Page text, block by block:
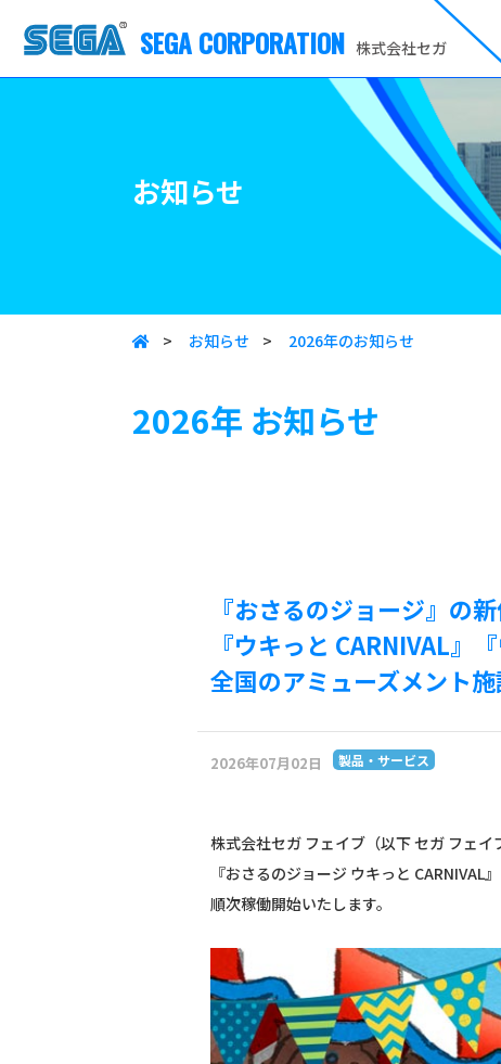
お知らせ
SEGA CORPORATION 株式会社セガ
> お知らせ > 2026年のお知らせ
2026年 お知らせ
『おさるのジョージ』の
『ウキっと CARNIVAL』
全国のアミューズメント施
2026年07月02日 製品・サービス
株式会社セガ フェイブ（以下 セガ フェ
『おさるのジョージ ウキっと
順次稼働開始いたします。